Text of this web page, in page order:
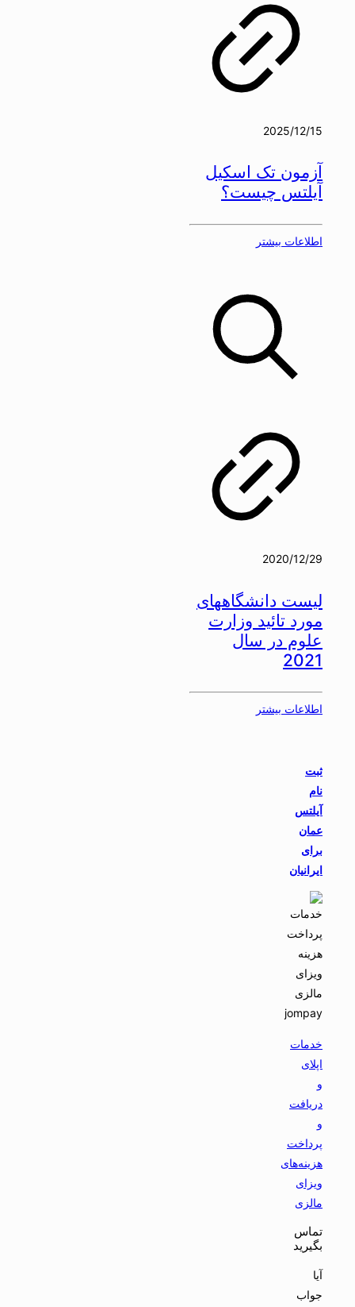
2025/12/15
آزمون تک اسکیل
آیلتس چیست؟
اطلاعات بیشتر
2020/12/29
لیست دانشگاههای
مورد تائید وزارت
علوم در سال
2021
اطلاعات بیشتر
ثبت
نام
آیلتس
عمان
برای
ایرانیان
خدمات
اپلای
و
دریافت
و
پرداخت
هزینه‌های
ویزای
مالزی
تماس
بگیرید
آیا
جواب